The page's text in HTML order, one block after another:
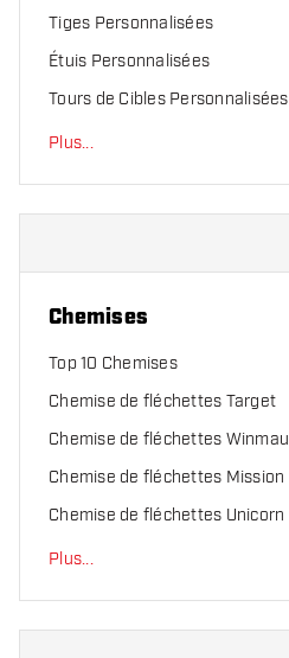
Tiges Personnalisées
Étuis Personnalisées
Tours de Cibles Personnalisées
Plus...
Chemises
Top 10 Chemises
Chemise de fléchettes Target
Chemise de fléchettes Winmau
Chemise de fléchettes Mission
Chemise de fléchettes Unicorn
Plus...